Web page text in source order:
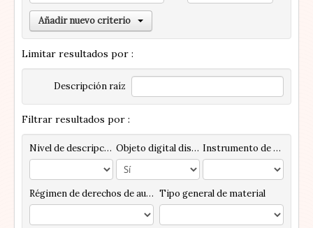
Añadir nuevo criterio
Limitar resultados por :
Descripción raíz
Filtrar resultados por :
Nivel de descripción Objeto digital disponibles Instrumento de descripción
Régimen de derechos de autor Tipo general de material